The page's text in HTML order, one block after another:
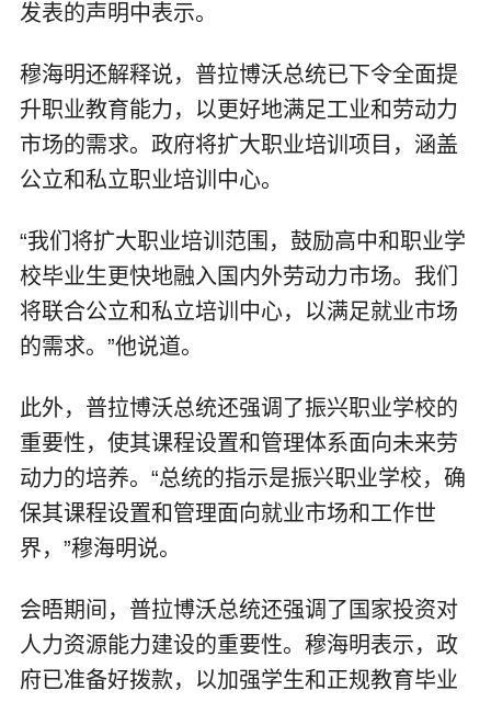
发表的声明中表示。
穆海明还解释说，普拉博沃总统已下令全面提
升职业教育能力，以更好地满足工业和劳动力
市场的需求。政府将扩大职业培训项目，涵盖
公立和私立职业培训中心。
“我们将扩大职业培训范围，鼓励高中和职业学
校毕业生更快地融入国内外劳动力市场。我们
将联合公立和私立培训中心，以满足就业市场
的需求。”他说道。
此外，普拉博沃总统还强调了振兴职业学校的
重要性，使其课程设置和管理体系面向未来劳
动力的培养。“总统的指示是振兴职业学校，确
保其课程设置和管理面向就业市场和工作世
界，”穆海明说。
会晤期间，普拉博沃总统还强调了国家投资对
人力资源能力建设的重要性。穆海明表示，政
府已准备好拨款，以加强学生和正规教育毕业